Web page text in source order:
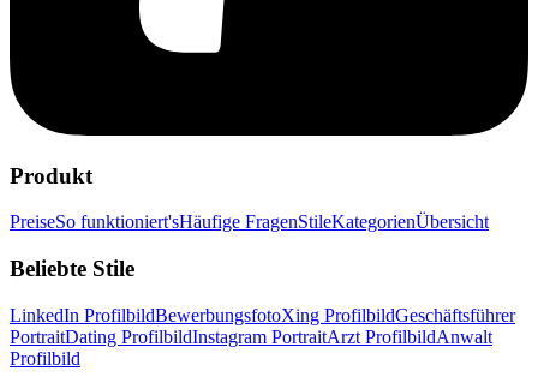
Produkt
PreiseSo funktioniert'sHäufige FragenStileKategorienÜbersicht
Beliebte Stile
LinkedIn ProfilbildBewerbungsfotoXing ProfilbildGeschäftsführer
PortraitDating ProfilbildInstagram PortraitArzt ProfilbildAnwalt
Profilbild